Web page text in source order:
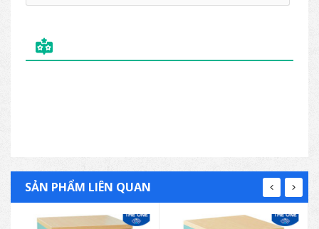
SẢN PHẨM LIÊN QUAN